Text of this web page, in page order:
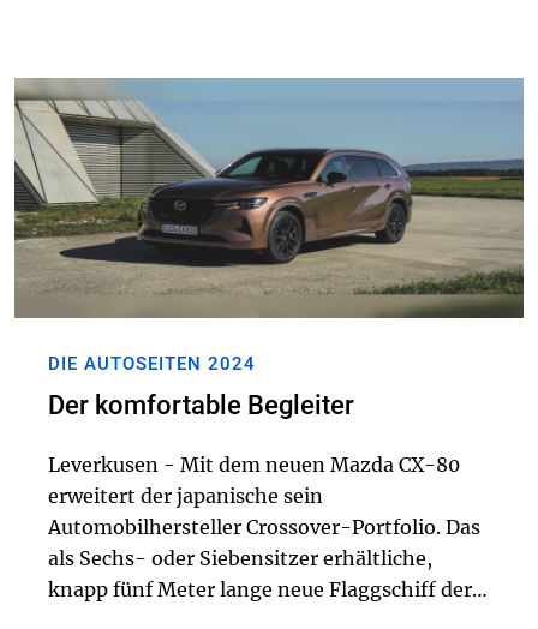
DIE AUTOSEITEN 2024
Der komfortable Begleiter
Leverkusen - Mit dem neuen Mazda CX-80
erweitert der japanische sein
Automobilhersteller Crossover-Portfolio. Das
als Sechs- oder Siebensitzer erhältliche,
knapp fünf Meter lange neue Flaggschiff der